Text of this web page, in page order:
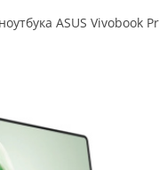
ASUS Vivobook